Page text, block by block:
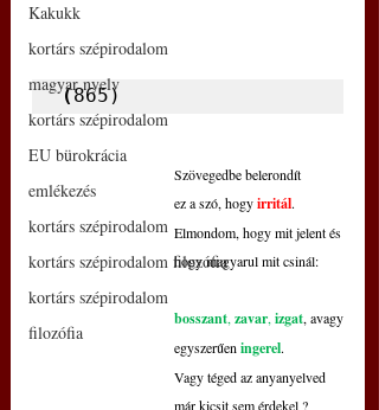
Kakukk
kortárs szépirodalom
magyar nyelv
kortárs szépirodalom
EU bürokrácia
emlékezés
kortárs szépirodalom
kortárs szépirodalom filozófia
kortárs szépirodalom
filozófia
(865)
Szövegedbe belerondít
ez a szó, hogy irritál.
Elmondom, hogy mit jelent és
hogy magyarul mit csinál:
bosszant, zavar, izgat, avagy
egyszerűeningerel.
Vagy téged az anyanyelved
már kicsit sem érdekel ?